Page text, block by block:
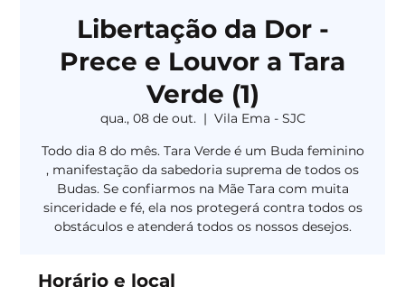
Libertação da Dor -
Prece e Louvor a Tara
Verde (1)
qua., 08 de out.
  |
Vila Ema - SJC
Todo dia 8 do mês. Tara Verde é um Buda feminino
, manifestação da sabedoria suprema de todos os
Budas. Se confiarmos na Mãe Tara com muita
sinceridade e fé, ela nos protegerá contra todos os
obstáculos e atenderá todos os nossos desejos.
Horário e local